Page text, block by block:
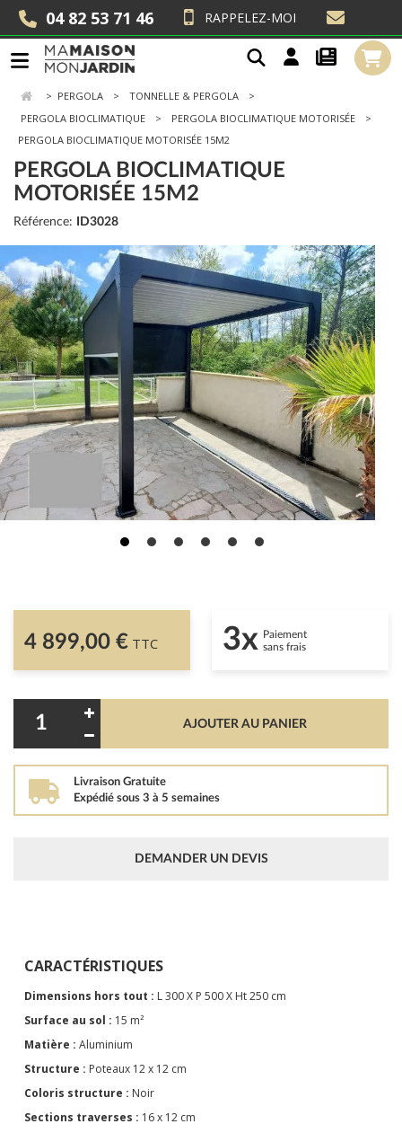
04 82 53 71 46 RAPPELEZ-MOI
> PERGOLA
TONNELLE & PERGOLA
PERGOLA BIOCLIMATIQUE
PERGOLA BIOCLIMATIQUE MOTORISÉE
PERGOLA BIOCLIMATIQUE MOTORISÉE 15M2
PERGOLA BIOCLIMATIQUE
MOTORISÉE 15M2
Référence: ID3028
4 899,00 € TTC 3x Paiement
sans frais
AJOUTER AU PANIER
Livraison Gratuite
Expédié sous 3 à 5 semaines
DEMANDER UN DEVIS
CARACTÉRISTIQUES
Dimensions hors tout : L 300 X P 500 X Ht 250 cm
Surface au sol : 15 m²
Matière : Aluminium
Structure : Poteaux 12 x 12 cm
Coloris structure : Noir
Sections traverses : 16 x 12 cm